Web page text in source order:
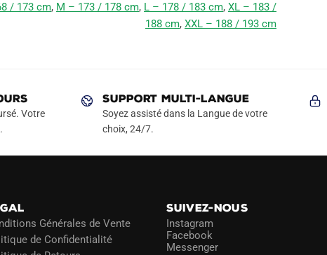
/ 173 cm, M – 173 / 178 cm, L – 178 / 183 cm, XL – 183 /
188 cm, XXL – 188 / 193 cm
Votre
SUPPORT MULTI-LANGUE
Soyez assisté dans la Langue de votre
choix, 24/7.
Générales de Vente
de Confidentialité
SUIVEZ-NOUS
Instagram
Facebook
Messenger